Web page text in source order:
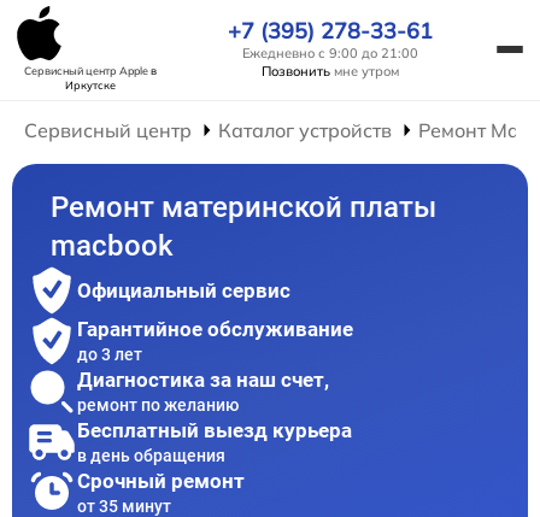
Сервисный центр Appleв
Иркутске
+7 (395) 278-33-61
Ежедневно с 9:00 до 21:00
Позвонить мне утром
Сервисный центр Каталог устройств Ремонт
Ремонт материнской платы
macbook
Официальный сервис
Гарантийное обслуживание
до 3 лет
Диагностика за наш счет,
ремонт по желанию
Бесплатный выезд курьера
в день обращения
Срочный ремонт
от 35 минут